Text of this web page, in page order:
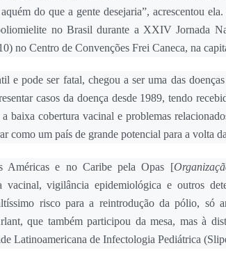
do que a gente desejaria”, acrescentou
no Brasil durante a XXIV Jornada
no Centro de Convenções Frei Caneca, na
e pode ser fatal, chegou a ser uma das
casos da doença desde 1989, tendo
baixa cobertura vacinal e problemas
como um país de grande potencial para a volta
Américas e no Caribe pela Opas [
vacinal, vigilância epidemiológica e outros
risco para a reintrodução da pólio, só
que também participou da mesa, mas à
Latinoamericana de Infectologia Pediátrica